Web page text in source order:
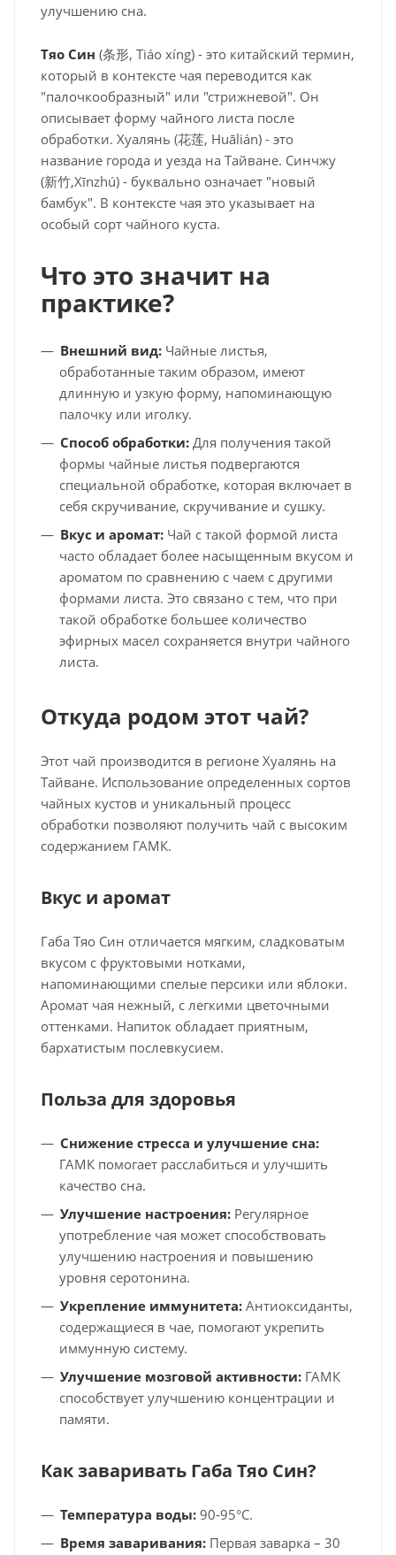
улучшению сна.
Тяо Син (条形, Tiáo xíng) - это китайский термин,
который в контексте чая переводится как
"палочкообразный" или "стрижневой". Он
описывает форму чайного листа после
обработки. Хуалянь (花莲, Huālián) - это
название города и уезда на Тайване. Синчжу
(新竹,Xīnzhú) - буквально означает "новый
бамбук". В контексте чая это указывает на
особый сорт чайного куста.
Что это значит на
практике?
Внешний вид: Чайные листья,
обработанные таким образом, имеют
длинную и узкую форму, напоминающую
палочку или иголку.
Способ обработки: Для получения такой
формы чайные листья подвергаются
специальной обработке, которая включает в
себя скручивание, скручивание и сушку.
Вкус и аромат: Чай с такой формой листа
часто обладает более насыщенным вкусом и
ароматом по сравнению с чаем с другими
формами листа. Это связано с тем, что при
такой обработке большее количество
эфирных масел сохраняется внутри чайного
листа.
Откуда родом этот чай?
Этот чай производится в регионе Хуалянь на
Тайване. Использование определенных сортов
чайных кустов и уникальный процесс
обработки позволяют получить чай с высоким
содержанием ГАМК.
Вкус и аромат
Габа Тяо Син отличается мягким, сладковатым
вкусом с фруктовыми нотками,
напоминающими спелые персики или яблоки.
Аромат чая нежный, с легкими цветочными
оттенками. Напиток обладает приятным,
бархатистым послевкусием.
Польза для здоровья
Снижение стресса и улучшение сна:
ГАМК помогает расслабиться и улучшить
качество сна.
Улучшение настроения: Регулярное
употребление чая может способствовать
улучшению настроения и повышению
уровня серотонина.
Укрепление иммунитета: Антиоксиданты,
содержащиеся в чае, помогают укрепить
иммунную систему.
Улучшение мозговой активности: ГАМК
способствует улучшению концентрации и
памяти.
Как заваривать Габа Тяо Син?
Температура воды: 90-95°C.
Время заваривания: Первая заварка – 30